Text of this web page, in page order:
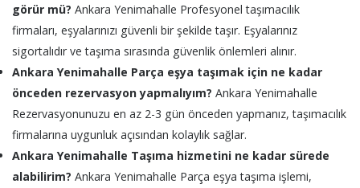
görür mü? Ankara Yenimahalle Profesyonel taşımacılık
firmaları, eşyalarınızı güvenli bir şekilde taşır. Eşyalarınız
sigortalıdır ve taşıma sırasında güvenlik önlemleri alınır.
Ankara Yenimahalle Parça eşya taşımak için ne kadar
önceden rezervasyon yapmalıyım? Ankara Yenimahalle
Rezervasyonunuzu en az 2-3 gün önceden yapmanız, taşımacılık
firmalarına uygunluk açısından kolaylık sağlar.
Ankara Yenimahalle Taşıma hizmetini ne kadar sürede
alabilirim? Ankara Yenimahalle Parça eşya taşıma işlemi,